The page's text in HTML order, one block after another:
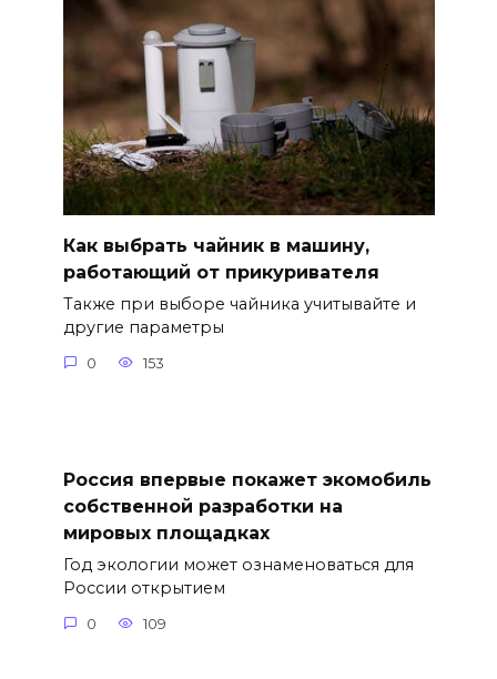
Как выбрать чайник в машину,
работающий от прикуривателя
Также при выборе чайника учитывайте и
другие параметры
0 153
Россия впервые покажет экомобиль
собственной разработки на
мировых площадках
Год экологии может ознаменоваться для
России открытием
0 109